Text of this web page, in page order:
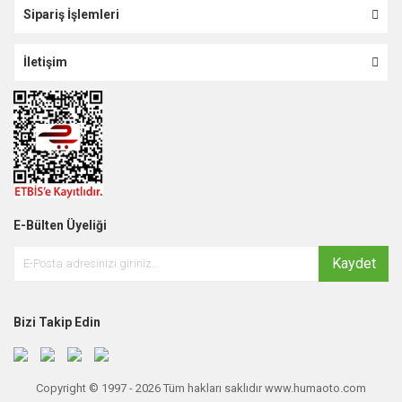
Sipariş İşlemleri
İletişim
E-Bülten Üyeliği
Kaydet
Bizi Takip Edin
Copyright © 1997 - 2026 Tüm hakları saklıdır www.humaoto.com